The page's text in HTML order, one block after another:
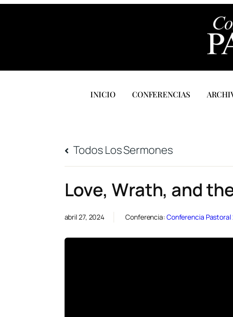
INICIO CONFERENCIAS
Todos Los Sermones
Love, Wrath, and
abril 27, 2024 Conferencia: Conferencia Pastoral